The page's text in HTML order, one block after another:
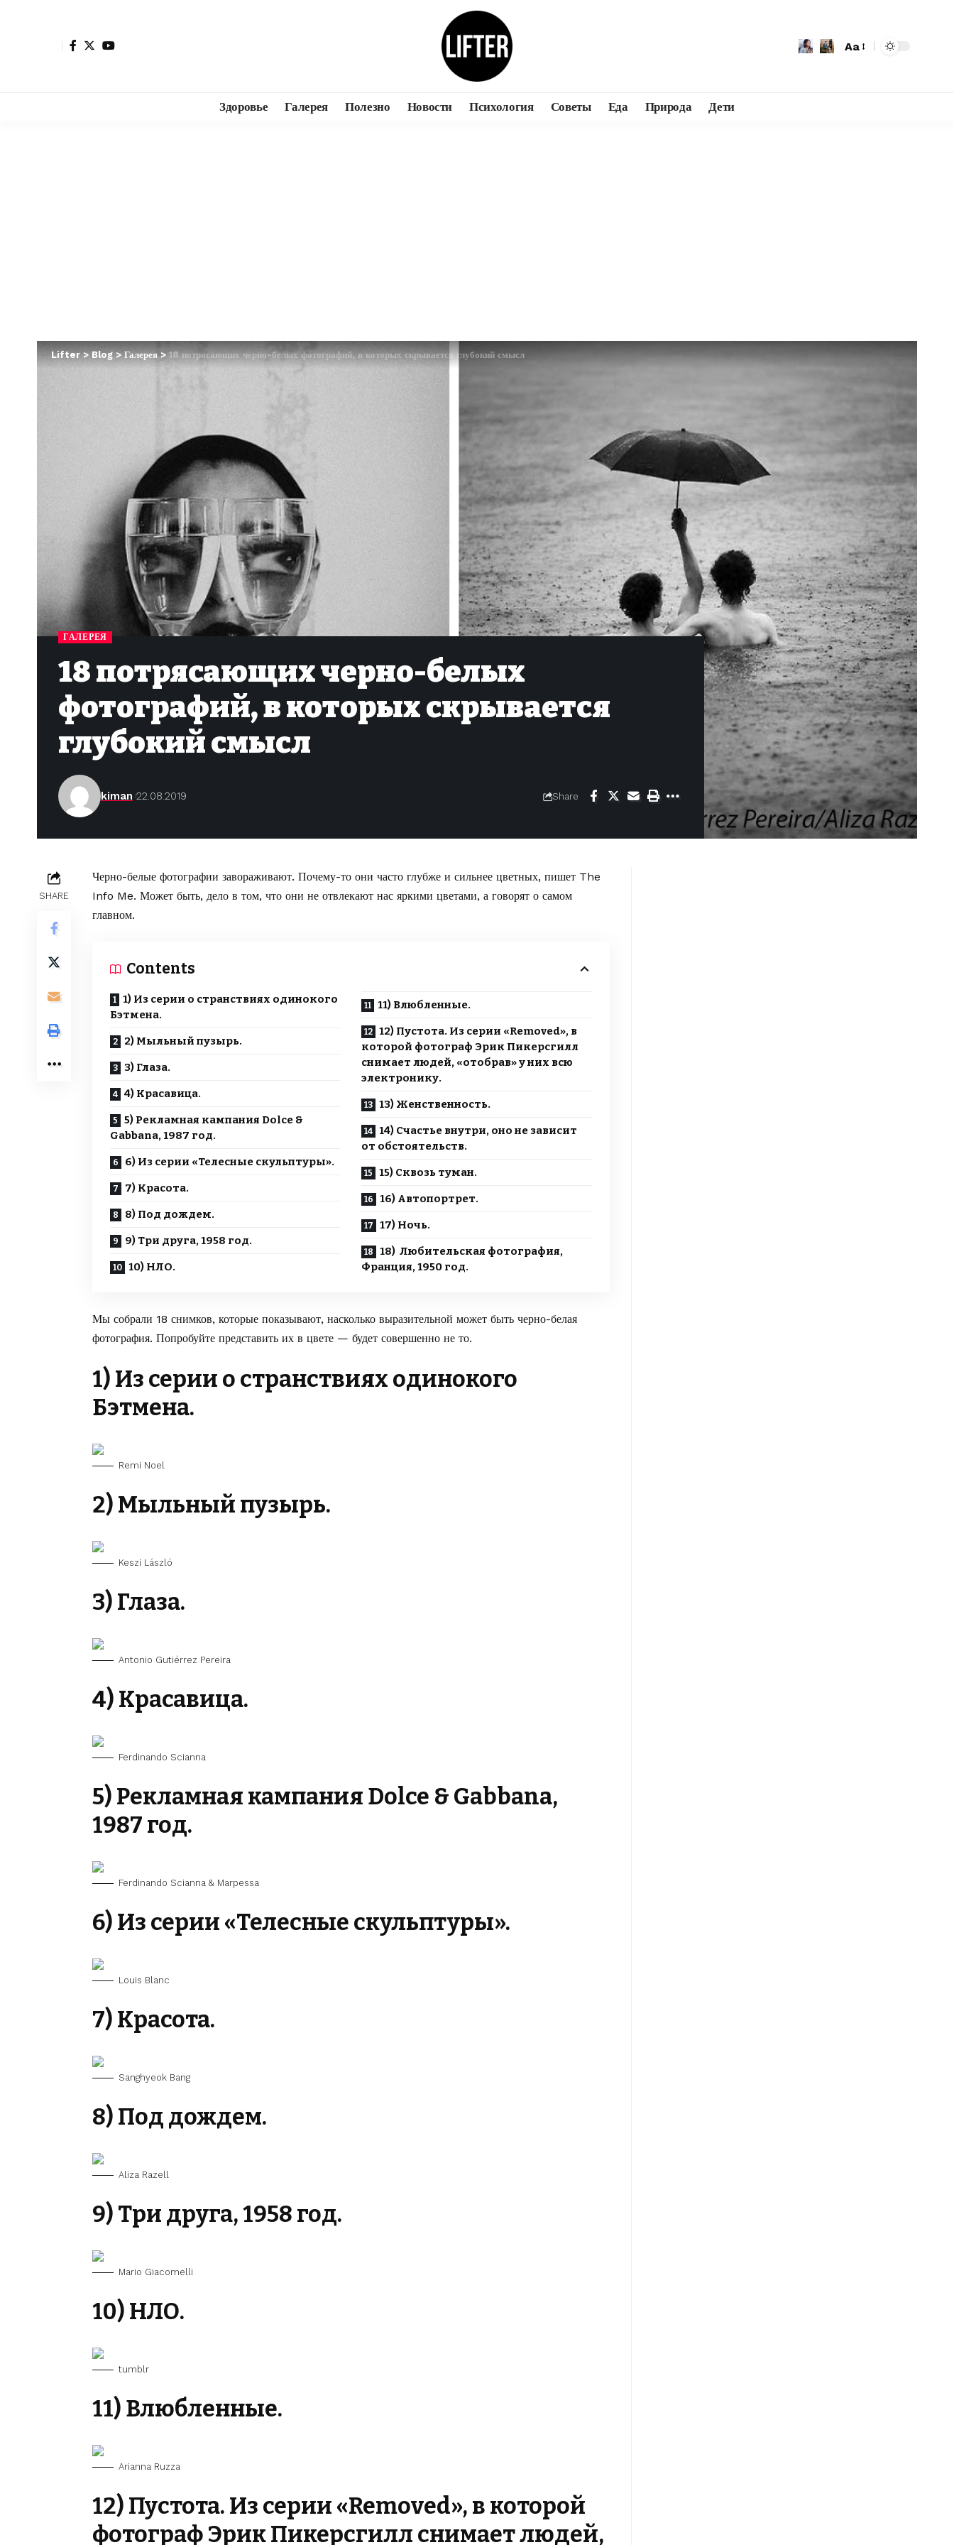
Aa
Здоровье Галерея Полезно Новости Психология Советы Еда Природа Дети
Lifter> Blog >Галерея>18 потрясающих черно-белых фотографий, в которых скрывается глубокий смысл
ГАЛЕРЕЯ
18 потрясающих черно-белых
фотографий, в которых скрывается
глубокий смысл
kiman 22.08.2019 Share
SHARE
Черно-белые фотографии завораживают. Почему-то они часто глубже и сильнее цветных, пишет The
Info Me. Может быть, дело в том, что они не отвлекают нас яркими цветами, а говорят о самом
главном.
Contents
1) Из серии о странствиях одинокого
Бэтмена.
2) Мыльный пузырь.
3) Глаза.
4) Красавица.
5) Рекламная кампания Dolce &
Gabbana, 1987 год.
6) Из серии «Телесные скульптуры».
7) Красота.
8) Под дождем.
9) Три друга, 1958 год.
10) НЛО.
11) Влюбленные.
12) Пустота. Из серии «Removed», в
которой фотограф Эрик Пикерсгилл
снимает людей, «отобрав» у них всю
электронику.
13) Женственность.
14) Счастье внутри, оно не зависит
от обстоятельств.
15) Сквозь туман.
16) Автопортрет.
17) Ночь.
18) Любительская фотография,
Франция, 1950 год.
Мы собрали 18 снимков, которые показывают, насколько выразительной может быть черно-белая
фотография. Попробуйте представить их в цвете — будет совершенно не то.
1) Из серии о странствиях одинокого
Бэтмена.
Remi Noel
2) Мыльный пузырь.
Keszi László
3) Глаза.
Antonio Gutiérrez Pereira
4) Красавица.
Ferdinando Scianna
5) Рекламная кампания Dolce & Gabbana,
1987 год.
Ferdinando Scianna & Marpessa
6) Из серии «Телесные скульптуры».
Louis Blanc
7) Красота.
Sanghyeok Bang
8) Под дождем.
Aliza Razell
9) Три друга, 1958 год.
Mario Giacomelli
10) НЛО.
tumblr
11) Влюбленные.
Arianna Ruzza
12) Пустота. Из серии «Removed», в которой
фотограф Эрик Пикерсгилл снимает людей,